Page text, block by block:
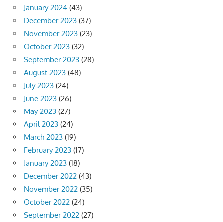
January 2024 (43)
December 2023 (37)
November 2023 (23)
October 2023 (32)
September 2023 (28)
August 2023 (48)
July 2023 (24)
June 2023 (26)
May 2023 (27)
April 2023 (24)
March 2023 (19)
February 2023 (17)
January 2023 (18)
December 2022 (43)
November 2022 (35)
October 2022 (24)
September 2022 (27)